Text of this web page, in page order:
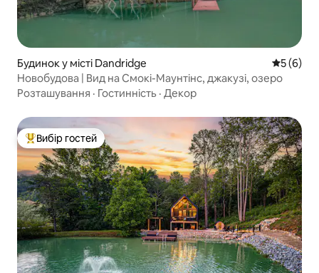
Будинок у місті Dandridge Середня
5 (6)
Новобудова | Вид на Смокі-Маунтінс, джакузі, озеро
Розташування · Гостинність · Декор
Топ вибір гостей
Вибір гостей